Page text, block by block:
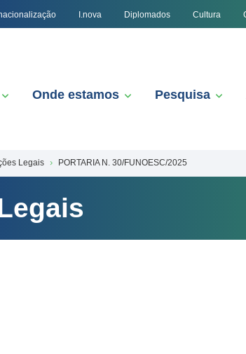
I.nova Diplomados Cultura
Onde estamos Pesquisa
Legais PORTARIA N. 30/FUNOESC/2025